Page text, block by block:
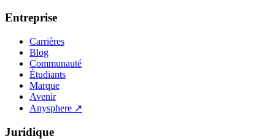
Entreprise
Carrières
Blog
Communauté
Étudiants
Marque
Avenir
Anysphere ↗
Juridique